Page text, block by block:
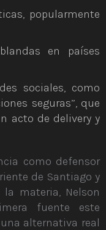
popularmente
en países
sociales, como
seguras”, que
acto de delivery y
como defensor
de Santiago y
materia, Nelson
fuente este
alternativa real